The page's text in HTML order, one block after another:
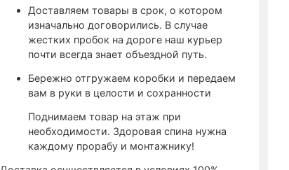
Доставляем товары в срок, о котором
изначально договорились. В случае
жестких пробок на дороге наш курьер
почти всегда знает объездной путь.
Бережно отгружаем коробки и передаем
вам в руки в целости и сохранности
Поднимаем товар на этаж при
необходимости. Здоровая спина нужна
каждому прорабу и монтажнику!